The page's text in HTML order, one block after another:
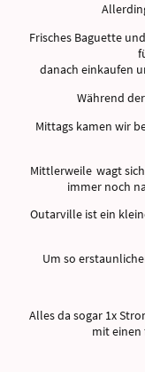
Frisches Baguette
danach einkaufen
Während
Mittags kamen wir
Mittlerweile wagt
immer noch
Outarville ist ein
Um so
Alles da sogar 1x
mit einen